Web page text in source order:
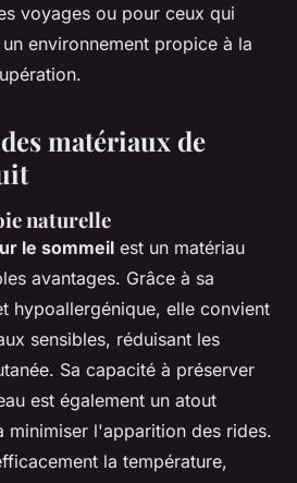
voyages ou pour ceux qui
environnement propice à la
matériaux de
naturelle
le sommeil est un matériau
avantages. Grâce à sa
hypoallergénique, elle convient
sensibles, réduisant les
Sa capacité à préserver
est également un atout
minimiser l'apparition des rides.
la température,